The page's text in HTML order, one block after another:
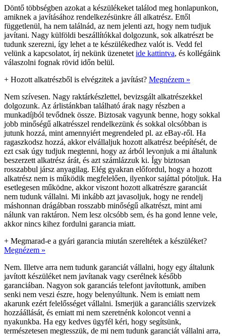
Döntő többségben azokat a készülékeket találod meg honlapunkon,
amiknek a javításához rendelkezésünkre áll alkatrész. Ettől
függetlenül, ha nem találnád, az nem jelenti azt, hogy nem tudjuk
javítani. Nagy külföldi beszállítókkal dolgozunk, sok alkatrészt be
tudunk szerezni, így lehet a te készülékedhez valót is. Vedd fel
velünk a kapcsolatot, írj nekünk üzenetet ide kattintva, és kollégáink
válaszolni fognak rövid időn belül.
+ Hozott alkatrészből is elvégzitek a javítást? Megnézem »
Nem szívesen. Nagy raktárkészlettel, bevizsgált alkatrészekkel
dolgozunk. Az árlistánkban található árak nagy részben a
munkadíjból tevődnek össze. Biztosak vagyunk benne, hogy sokkal
jobb minőségű alkatrésszel rendelkezünk és sokkal olcsóbban is
jutunk hozzá, mint amennyiért megrendeled pl. az eBay-ről. Ha
ragaszkodsz hozzá, akkor elvállaljuk hozott alkatrész beépítését, de
ezt csak úgy tudjuk megtenni, hogy az árból levonjuk a mi általunk
beszerzett alkatrész árát, és azt számlázzuk ki. Így biztosan
rosszabbul jársz anyagilag. Elég gyakran előfordul, hogy a hozott
alkatrész nem is működik megfelelően, ilyenkor sajáttal pótoljuk. Ha
esetlegesen működne, akkor viszont hozott alkatrészre garanciát
nem tudunk vállalni. Mi inkább azt javasoljuk, hogy ne rendelj
máshonnan drágábban rosszabb minőségű alkatrészt, mint ami
nálunk van raktáron. Nem lesz olcsóbb sem, és ha gond lenne vele,
akkor nincs kihez fordulni garancia miatt.
+ Megmarad-e a gyári garancia miután szereltétek a készüléket?
Megnézem »
Nem. Illetve arra nem tudunk garanciát vállalni, hogy egy általunk
javított készüléket nem javítanak vagy cserélnek később
garanciában. Nagyon sok garanciás telefont javítottunk, amiben
senki nem veszi észre, hogy belenyúltunk. Nem is emiatt nem
akarunk ezért felelősséget vállalni. Ismerjük a garanciális szervizek
hozzáállását, és emiatt mi nem szeretnénk koloncot venni a
nyakunkba. Ha egy kedves ügyfél kéri, hogy segítsünk,
természetesen megtesszük, de mi nem tudunk garanciát vállalni arra,